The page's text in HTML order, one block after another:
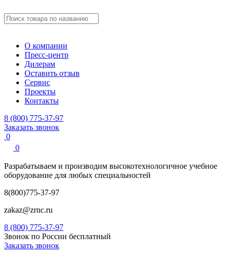
О компании
Пресс-центр
Дилерам
Оставить отзыв
Сервис
Проекты
Контакты
8 (800) 775-37-97
Заказать звонок
0
0
Разрабатываем и производим высокотехнологичное учебное
оборудование для любых специальностей
8(800)775-37-97
zakaz@zrnc.ru
8 (800) 775-37-97
Звонок по России бесплатный
Заказать звонок